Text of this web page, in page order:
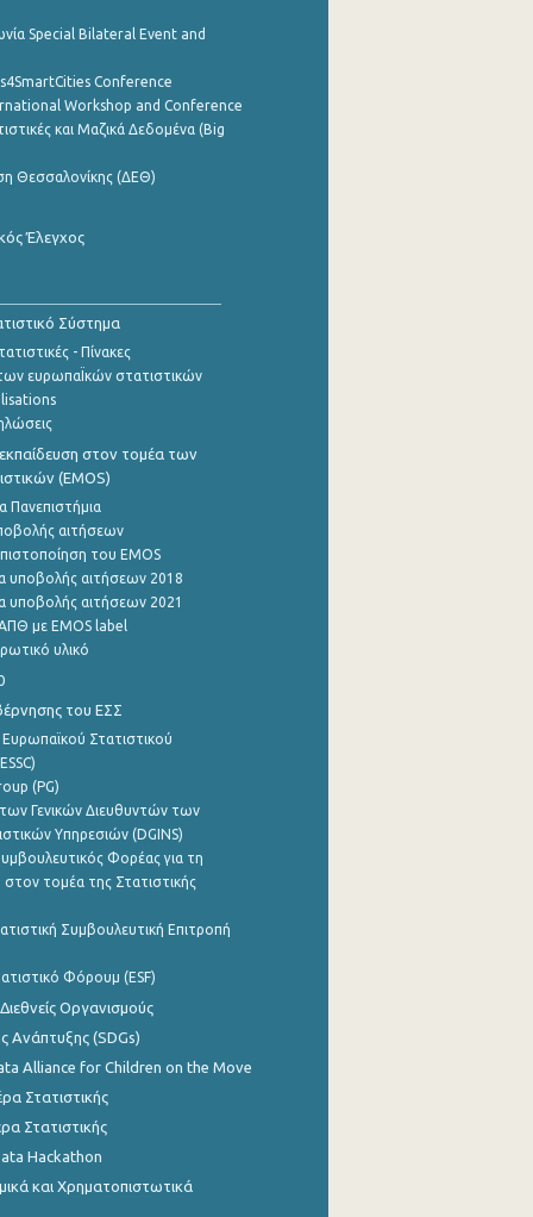
Special Bilateral Event and
Conference
Workshop and Conference
και Μαζικά Δεδομένα (Big
Θεσσαλονίκης (ΔΕΘ)
Έλεγχος
Σύστημα
- Πίνακες
ευρωπαΪκών στατιστικών
στον τομέα των
(EMOS)
Πανεπιστήμια
αιτήσεων
του EMOS
υποβολής αιτήσεων 2018
υποβολής αιτήσεων 2021
με EMOS label
υλικό
του ΕΣΣ
Στατιστικού
(PG)
Γενικών Διευθυντών των
Υπηρεσιών (DGINS)
Φορέας για τη
τομέα της Στατιστικής
Συμβουλευτική Επιτροπή
Φόρουμ (ESF)
Οργανισμούς
Ανάπτυξης (SDGs)
Alliance for Children on the Move
Στατιστικής
Στατιστικής
Hackathon
και Χρηματοπιστωτικά